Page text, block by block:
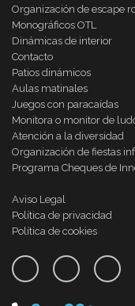
Organización de escape
Monográficos OTL
Dinámicas de interior
Contacto
Patios dinámicos
Aulas matinales
Juegos con paracaídas
Monitora o monitor de
Atención a la diversidad
Organización de fiestas
Programa Cheques de
Aviso Legal
Política de privacidad
Política de cookies